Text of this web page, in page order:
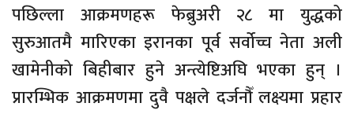
पछिल्ला आक्रमणहरू फेब्रुअरी २८ मा युद्धको
सुरुआतमै मारिएका इरानका पूर्व सर्वोच्च नेता अली
खामेनीको बिहीबार हुने अन्त्येष्टिअघि भएका हुन् ।
प्रारम्भिक आक्रमणमा दुवै पक्षले दर्जनौँ लक्ष्यमा प्रहार